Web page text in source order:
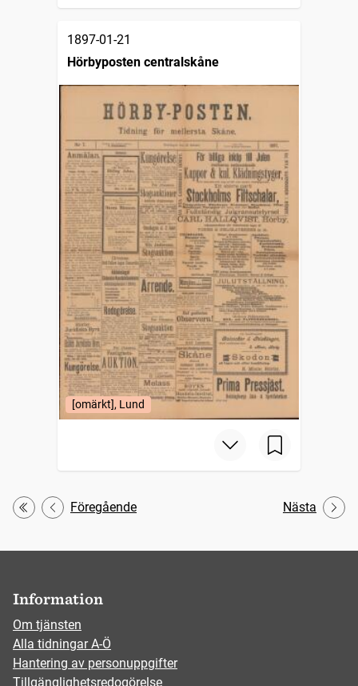
1897-01-21
Hörbyposten centralskåne
[omärkt], Lund
Första
Föregående Nästa
Information
Om tjänsten
Alla tidningar A-Ö
Hantering av personuppgifter
Tillgänglighetsredogörelse